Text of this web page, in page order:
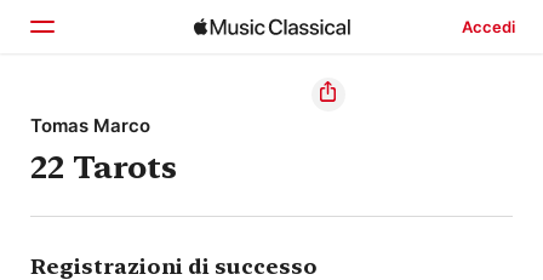
Accedi
Home
Scopri
Cerca
Tomas Marco
22 Tarots
Registrazioni di successo